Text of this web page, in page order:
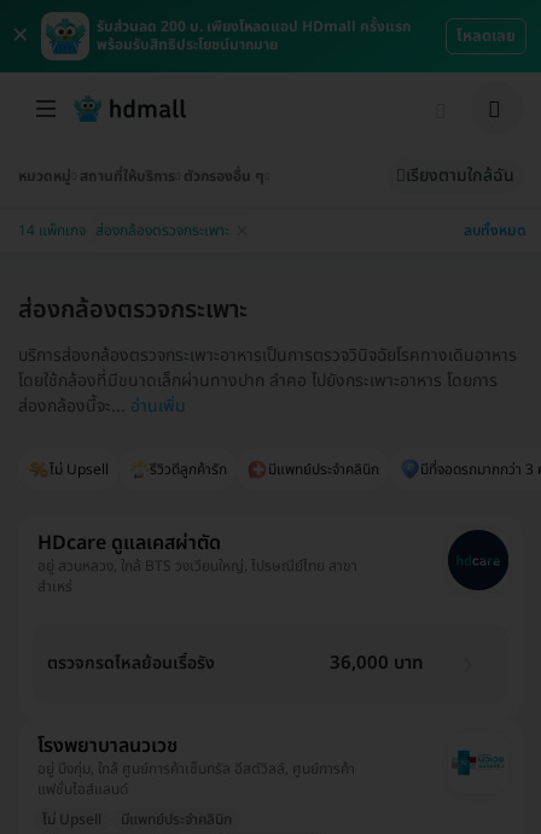
×
รับส่วนลด 200 บ. เพียงโหลดแอป HDmall ครั้งแรก
พร้อมรับสิทธิประโยชน์มากมาย
โหลดเลย
หมวดหมู่ สถานที่ให้บริการ ตัวกรองอื่น ๆ เรียงตามใกล้ฉัน
14 แพ็กเกจ ส่องกล้องตรวจกระเพาะ ลบทั้งหมด
ไม่ Upsell รีวิวดีลูกค้ารัก มีแพทย์ประจำคลินิก มีที่จอดรถมากกว่า 3
ส่องกล้องตรวจกระเพาะ
บริการส่องกล้องตรวจกระเพาะอาหารเป็นการตรวจวินิจฉัยโรคทางเดินอาหาร
โดยใช้กล้องที่มีขนาดเล็กผ่านทางปาก ลำคอ ไปยังกระเพาะอาหาร โดยการ
ส่องกล้องนี้จะ... อ่านเพิ่ม
HDcare ดูแลเคสผ่าตัด
อยู่ สวนหลวง, ใกล้ BTS วงเวียนใหญ่, ไปรษณีย์ไทย สาขา
สำเหร่
ตรวจกรดไหลย้อนเรื้อรัง 36,000 บาท
โรงพยาบาลนวเวช
อยู่ บึงกุ่ม, ใกล้ ศูนย์การค้าเซ็นทรัล อีสต์วิลล์, ศูนย์การค้า
แฟชั่นไอส์แลนด์
ไม่ Upsell
มีแพทย์ประจำคลินิก